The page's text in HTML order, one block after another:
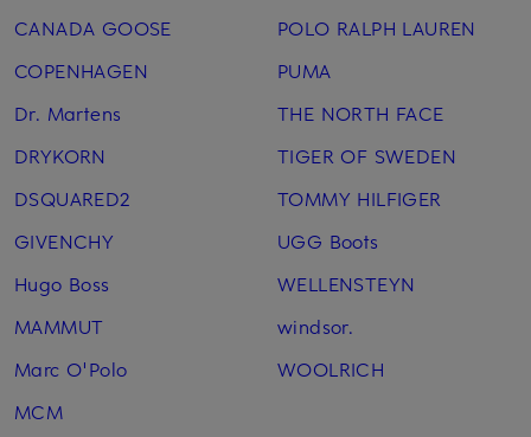
CANADA GOOSE
COPENHAGEN
Dr. Martens
DRYKORN
DSQUARED2
GIVENCHY
Hugo Boss
MAMMUT
Marc O'Polo
MCM
POLO RALPH LAUREN
PUMA
THE NORTH FACE
TIGER OF SWEDEN
TOMMY HILFIGER
UGG Boots
WELLENSTEYN
windsor.
WOOLRICH